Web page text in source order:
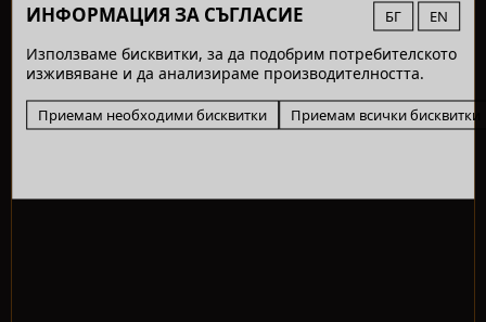
ИНФОРМАЦИЯ ЗА СЪГЛАСИЕ БГ EN
Използваме бисквитки, за да подобрим потребителското
изживяване и да анализираме производителността.
Приемам необходими бисквитки Приемам всички бисквитки